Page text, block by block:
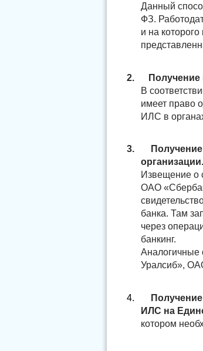
Данный
ФЗ.
и на
2.
В
имеет право
ИЛС в
3.
организации.
Извещение о
ОАО
банка. Там
через
банкинг.
Аналогичные
Уралсиб»,
4.
ИЛС на
котором